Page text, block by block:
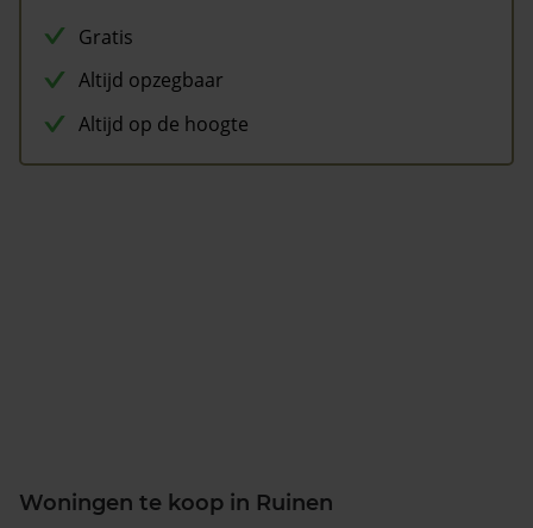
Gratis
Altijd opzegbaar
Altijd op de hoogte
Woningen te koop in Ruinen